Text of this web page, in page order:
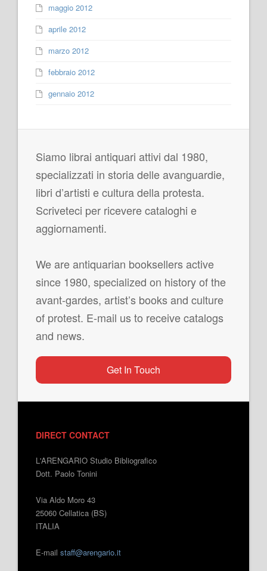
maggio 2012
aprile 2012
marzo 2012
febbraio 2012
gennaio 2012
Siamo librai antiquari attivi dal 1980,
specializzati in storia delle avanguardie,
libri d’artisti e cultura della protesta.
Scriveteci per ricevere cataloghi e
aggiornamenti.
We are antiquarian booksellers active
since 1980, specialized on history of the
avant-gardes, artist’s books and culture
of protest. E-mail us to receive catalogs
and news.
Get In Touch
DIRECT CONTACT
L'ARENGARIO Studio Bibliografico
Dott. Paolo Tonini
Via Aldo Moro 43
25060 Cellatica (BS)
ITALIA
E-mail staff@arengario.it